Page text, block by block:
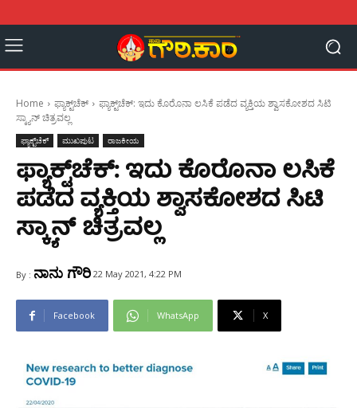
Home ಫ್ಯಾಕ್ಟ್‌ಚೆಕ್
ಫ್ಯಾಕ್ಟ್‌ಚೆಕ್: ಇದು ಕೊರೊನಾ ಲಸಿಕೆ ಪಡೆದ ವ್ಯಕ್ತಿಯ ಶ್ವಾಸಕೋಶದ ಸಿಟಿ
ಸ್ಕ್ಯಾನ್ ಚಿತ್ರವಲ್ಲ
ಫ್ಯಾಕ್ಟ್‌ಚೆಕ್ ಮುಖಪುಟ ರಾಜಕೀಯ
ಫ್ಯಾಕ್ಟ್‌ಚೆಕ್: ಇದು ಕೊರೊನಾ ಲಸಿಕೆ
ಪಡೆದ ವ್ಯಕ್ತಿಯ ಶ್ವಾಸಕೋಶದ ಸಿಟಿ
ಸ್ಕ್ಯಾನ್ ಚಿತ್ರವಲ್ಲ
By : ನಾನು ಗೌರಿ 22 May 2021, 4:22 PM
Facebook WhatsApp X